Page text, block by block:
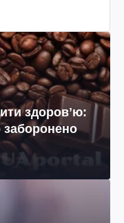
здоровʼю:
заборонено